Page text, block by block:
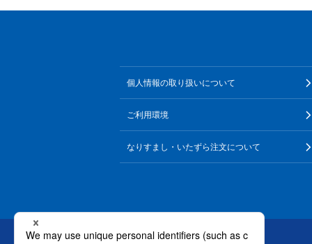
個人情報の取り扱いについて
ご利用環境
なりすまし・いたずら注文について